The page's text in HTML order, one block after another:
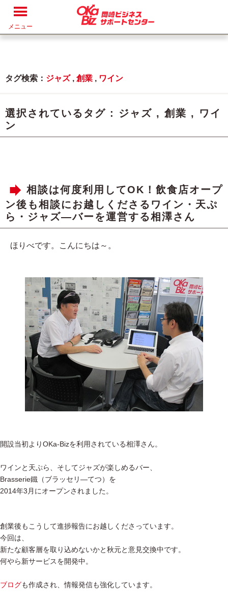
メニュー
タグ検索： ジャズ, 創業 , ワイン
選択されているタグ : ジャズ , 創業 , ワイ
ン
相談は何度利用してOK！飲食店オープ
ン後も相談にお越しくださるワイン・天ぷ
ら・ジャズ―バーを運営する相澤さん
ほりべです。こんにちは～。
開設当初よりOKa-Bizを利用されている相澤さん。
ワインと天ぷら、そしてジャズが楽しめるバー、
Brasserie鐵（ブラッセリ―てつ）を
2014年3月にオープンされました。
創業後もこうして進捗報告にお越しくださっています。
今回は、
新たな顧客層を取り込めないかと秋元と意見交換中です。
何やら新サービスを開発中。
ブログも作成され、情報発信も強化しています。